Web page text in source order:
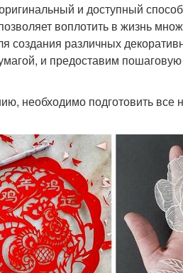
и доступный
воплотить в жизнь
создания различных
и предоставим
необходимо подготовить